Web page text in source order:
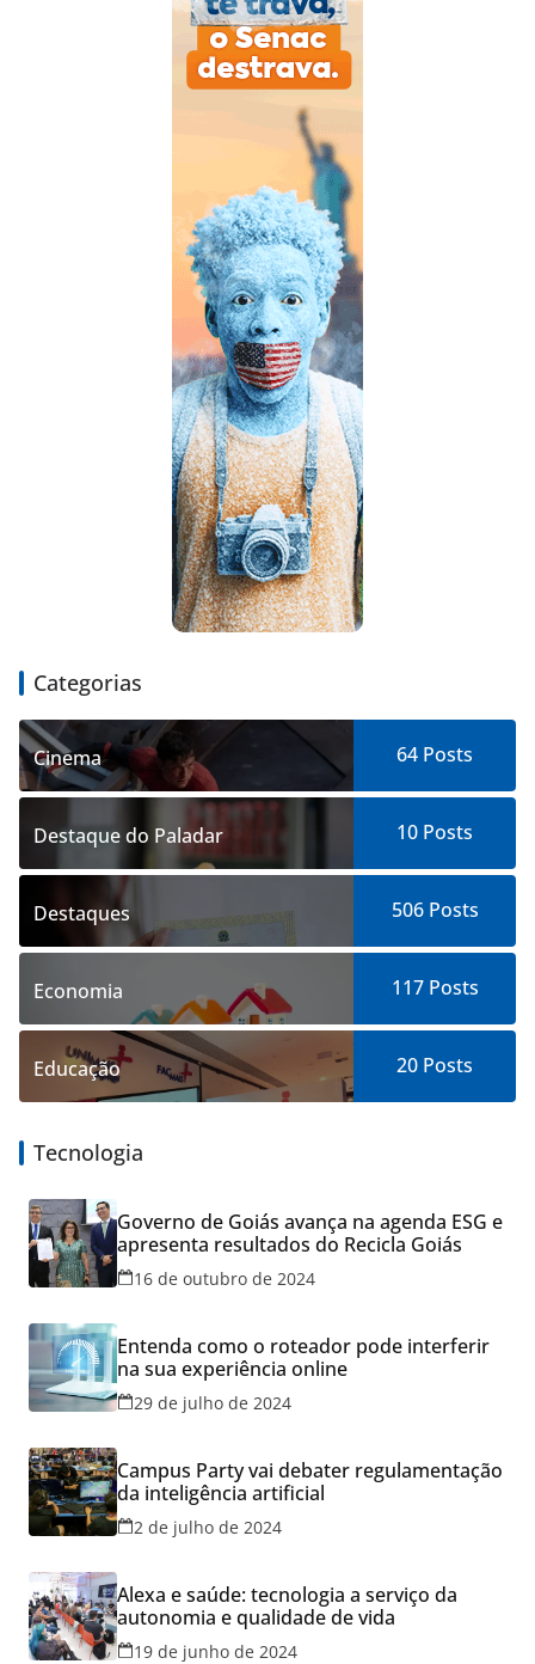
Categorias
Cinema 64 Posts
Destaque do Paladar 10 Posts
Destaques 506Posts
Economia 117Posts
Educação 20 Posts
Tecnologia
Governo de Goiás avança na agenda ESG e
apresenta resultados do Recicla Goiás
16 de outubro de 2024
Entenda como o roteador pode interferir
na sua experiência online
29 de julho de 2024
Campus Party vai debater regulamentação
da inteligência artificial
2 de julho de 2024
Alexa e saúde: tecnologia a serviço da
autonomia e qualidade de vida
19 de junho de 2024